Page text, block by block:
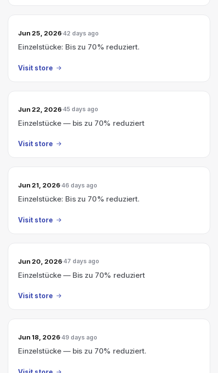
Jun 25, 2026 42 days ago
Einzelstücke: Bis zu 70% reduziert.
Visit store
Jun 22, 2026 45 days ago
Einzelstücke — bis zu 70% reduziert
Visit store
Jun 21, 2026 46 days ago
Einzelstücke: Bis zu 70% reduziert.
Visit store
Jun 20, 2026 47 days ago
Einzelstücke — Bis zu 70% reduziert
Visit store
Jun 18, 2026 49 days ago
Einzelstücke — bis zu 70% reduziert.